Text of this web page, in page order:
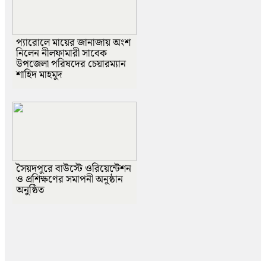
প্যারোলে মায়ের জানাজায় অংশ
নিলেন নীলফামারী সাবেক
উপজেলা পরিষদের চেয়ারম্যান
শাহিদ মাহমুদ
সৈয়দপুরে বাউস্টে ওরিয়েন্টেশন
ও প্রশিক্ষণের সমাপনী অনুষ্ঠান
অনুষ্ঠিত